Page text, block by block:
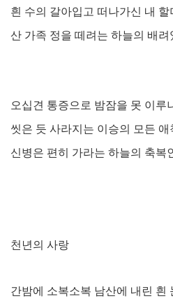
흰 수의 갈아입고 떠나가신 내 할
산 가족 정을 떼려는 하늘의 배려
오십견 통증으로 밤잠을 못 이루
씻은 듯 사라지는 이승의 모든 애
신병은 편히 가라는 하늘의 축복
천년의 사랑
간밤에 소복소복 남산에 내린 흰